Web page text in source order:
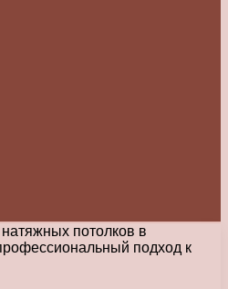
потолков в
подход к